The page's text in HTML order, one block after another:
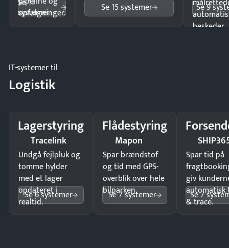
opfølgninger.
systemer
Se 15 systemer
beskeder.
Se 9
IT-systemer til
Logistik
Lagerstyring
Tracelink
Undgå fejlpluk og
tomme hylder
med et lager
opdateret i
realtid.
Se 6 systemer
Flådestyring
Mapon
Spar brændstof
og tid med GPS-
overblik over hele
bilparken.
Se 7 systemer
Spar tid på
giv
automatisk
& trace.
Se 7